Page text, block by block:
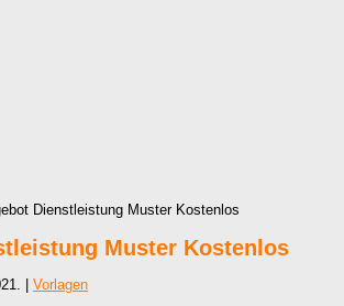
Dienstleistung Muster Kostenlos
Muster Kostenlos
| Vorlagen